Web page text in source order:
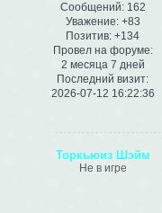
Сообщений:162
Уважение: +83
Позитив: +134
Провел на форуме:
2 месяца 7 дней
Последний визит:
2026-07-12 16:22:36
Торкьюиз Шэйм
Не в игре